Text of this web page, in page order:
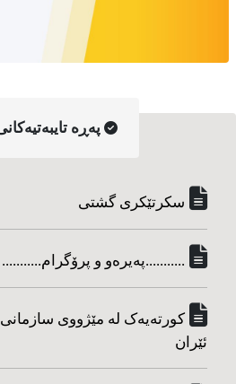
په‌ڕه‌
سکرتێکری گشتی
...........په‌یره‌و و پرۆگرام...........
کورته‌یه‌ک له مێژووی
ئێران